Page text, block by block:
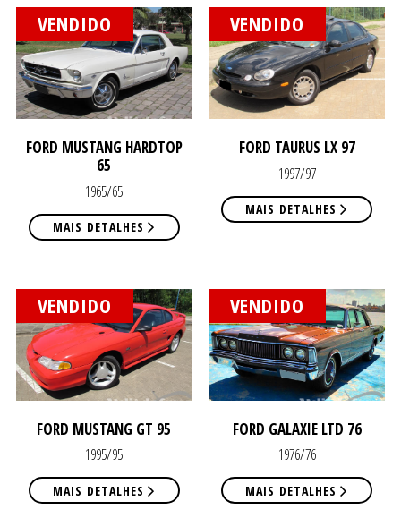
VENDIDO
FORD MUSTANG HARDTOP
65
1965/65
MAIS DETALHES
VENDIDO
FORD TAURUS LX 97
1997/97
MAIS DETALHES
VENDIDO
FORD MUSTANG GT 95
1995/95
MAIS DETALHES
VENDIDO
FORD GALAXIE LTD 76
1976/76
MAIS DETALHES